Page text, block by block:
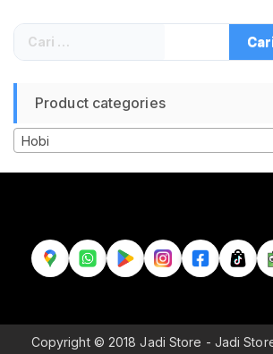
Cari
untuk:
Product categories
Hobi
Copyright © 2018 Jadi Store - Jadi